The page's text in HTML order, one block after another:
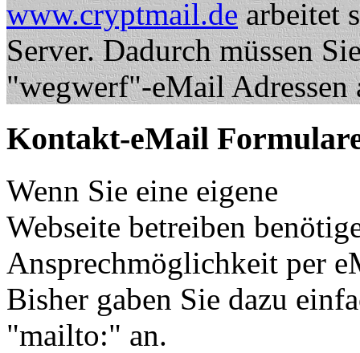
www.cryptmail.dearbeitet
Server. Dadurch müssen
"wegwerf"-eMail Adressen
Kontakt-eMail
Wenn Sie eine eigene
Webseite betreiben
Ansprechmöglichkeit per
Bisher gaben Sie dazu
"mailto:" an.